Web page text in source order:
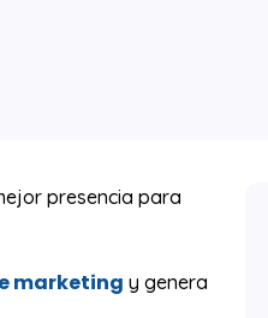
presencia para
marketing y genera